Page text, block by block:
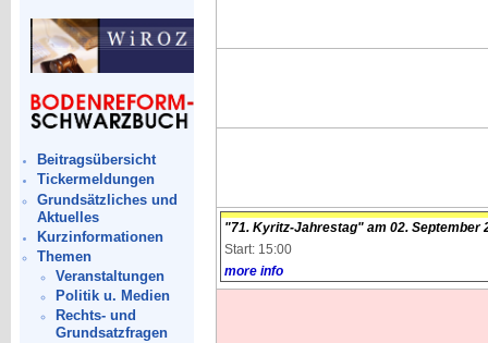
Beitragsübersicht
Tickermeldungen
Grundsätzliches und
Aktuelles
Kurzinformationen
Themen
Veranstaltungen
Politik u. Medien
Rechts- und
Grundsatzfragen
"71. Kyritz-Jahrestag" am 02. September
Start: 15:00
more info